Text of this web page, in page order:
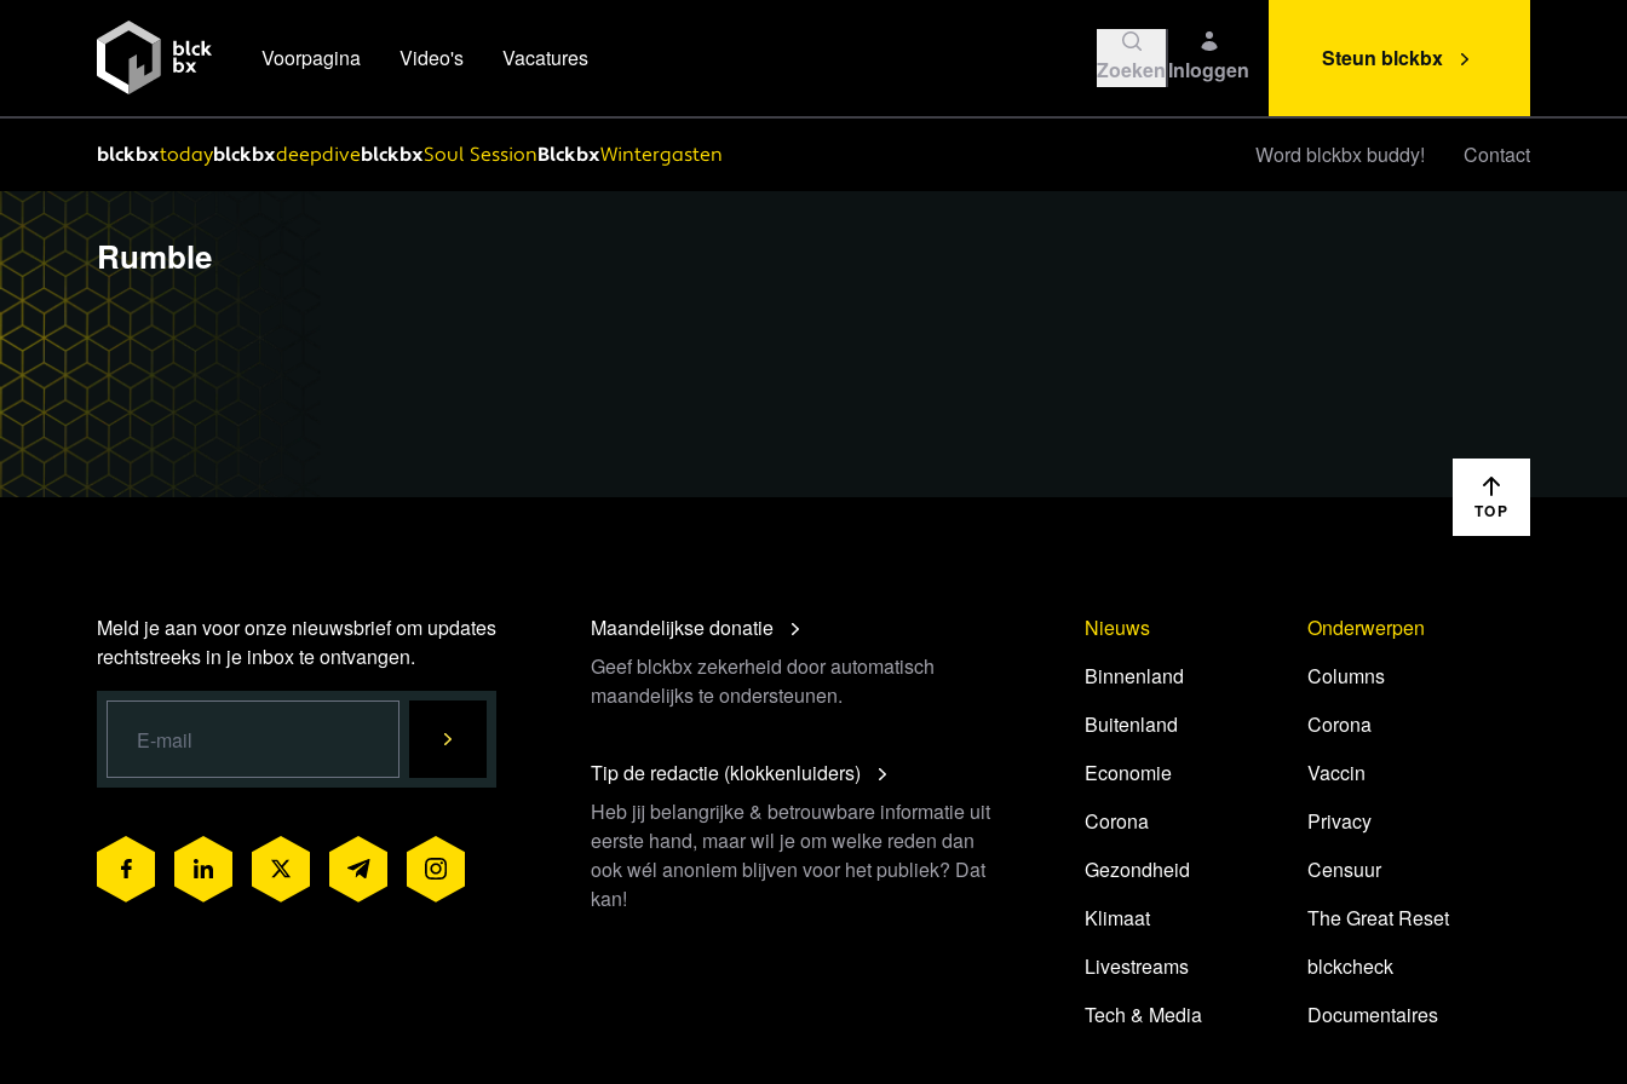
Voorpagina Video's Vacatures ZoekenInloggen Steun blckbx
blckbxtodayblckbxdeepdiveblckbxSoul SessionBlckbxWintergasten Word blckbx buddy! Contact
Rumble
TOP
Meld je aan voor onze nieuwsbrief om updates
rechtstreeks in je inbox te ontvangen.
Maandelijkse donatie
Geef blckbx zekerheid door automatisch
maandelijks te ondersteunen.
Tip de redactie (klokkenluiders)
Heb jij belangrijke & betrouwbare informatie uit
eerste hand, maar wil je om welke reden dan
ook wél anoniem blijven voor het publiek? Dat
kan!
Nieuws
Binnenland
Buitenland
Economie
Corona
Gezondheid
Klimaat
Livestreams
Tech & Media
Onderwerpen
Columns
Corona
Vaccin
Privacy
Censuur
The Great Reset
blckcheck
Documentaires